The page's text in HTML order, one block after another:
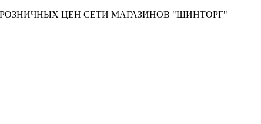
ЦЕН СЕТИ МАГАЗИНОВ "ШИНТОРГ"